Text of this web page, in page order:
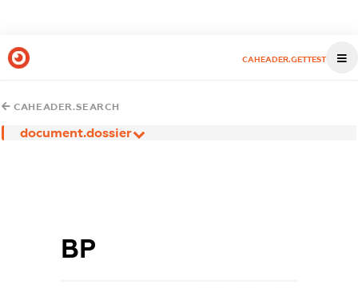
CAHEADER.GETTEST
CAHEADER.SEARCH
document.dossier
ВР